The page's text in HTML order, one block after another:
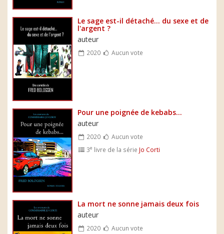
Le sage est-il détaché... du sexe et de
l'argent ?
auteur
2020 Aucun vote
Pour une poignée de kebabs...
auteur
2020
Aucun vote
3e livre de la série Jo Corti
La mort ne sonne jamais deux fois
auteur
2020
Aucun vote